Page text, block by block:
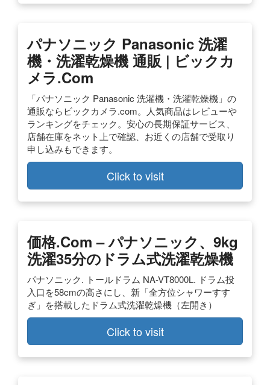
パナソニック Panasonic 洗濯
機・洗濯乾燥機 通販 | ビックカ
メラ.com
「パナソニック Panasonic 洗濯機・洗濯乾燥機」の
通販ならビックカメラ.com。人気商品はレビューや
ランキングをチェック。安心の長期保証サービス、
店舗在庫をネット上で確認、お近くの店舗で受取り
申し込みもできます。
Click to visit
価格.com – パナソニック、9kg
洗濯35分のドラム式洗濯乾燥機
パナソニック. トールドラム NA-VT8000L. ドラム投
入口を58cmの高さにし、新「全方位シャワーすす
ぎ」を搭載したドラム式洗濯乾燥機（左開き）
Click to visit